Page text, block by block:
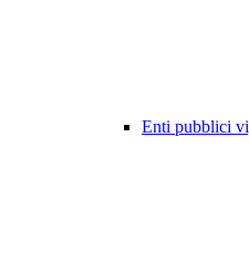
Enti pubblici